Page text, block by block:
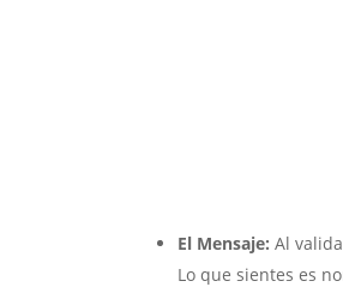
El Mensaje: Al
Lo que sientes es